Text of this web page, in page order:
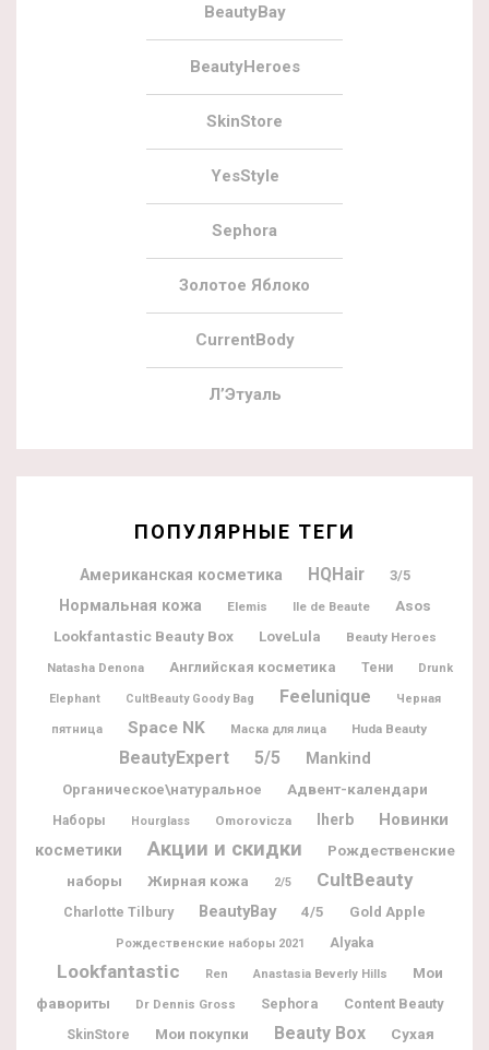
BeautyBay
BeautyHeroes
SkinStore
YesStyle
Sephora
Золотое Яблоко
CurrentBody
Л’Этуаль
ПОПУЛЯРНЫЕ ТЕГИ
Американская косметика HQHair 3/5
Нормальная кожа Elemis Ile de Beaute Asos
Lookfantastic Beauty Box LoveLula
Beauty Heroes
Natasha Denona
Английская косметика Тени Drunk
Elephant CultBeauty Goody Bag Feelunique Черная
пятница Space NK Маска для лица Huda Beauty
BeautyExpert 5/5 Mankind
Органическое\натуральное Адвент-календари
Наборы Hourglass Omorovicza Iherb
Новинки
косметики
Акции и скидки
Рождественские
наборы
Жирная кожа 2/5 CultBeauty
Charlotte Tilbury BeautyBay 4/5 Gold Apple
Рождественские наборы 2021 Alyaka
Lookfantastic Ren Anastasia Beverly Hills
Мои
фавориты
Dr Dennis Gross Sephora Content Beauty
SkinStore Мои покупки Beauty Box
Сухая